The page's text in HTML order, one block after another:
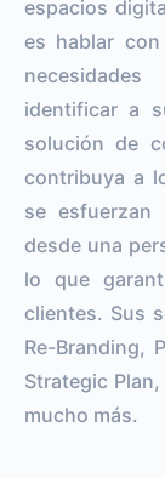
espacios
es hablar
identificar a
solución de
contribuya a
se esfuerzan
desde una
lo que
clientes. Sus
Re-Branding,
Strategic
mucho más.